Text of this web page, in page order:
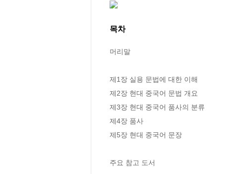
목차
머리말
제1장 실용 문법에 대한 이해
제2장 현대 중국어 문법 개요
제3장 현대 중국어 품사의 분류
제4장 품사
제5장 현대 중국어 문장
주요 참고 도서